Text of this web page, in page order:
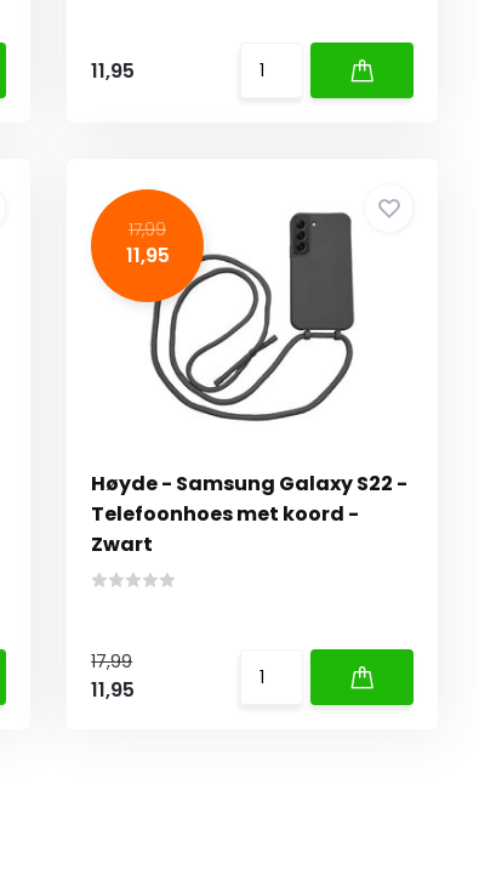
11,95
17,99
11,95
Høyde - Samsung Galaxy S22 -
Telefoonhoes met koord -
Zwart
17,99
11,95